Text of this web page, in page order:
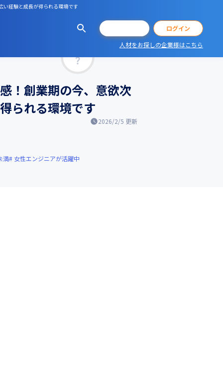
い経験と成長が得られる環境です
ログイン
人材をお探しの企業様はこちら
！創業期の今、意欲次
られる環境です
2026/2/5 更新
満 女性エンジニアが活躍中